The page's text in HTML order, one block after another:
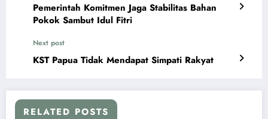
Pemerintah Komitmen Jaga Stabilitas Bahan
Pokok Sambut Idul Fitri
Next post
KST Papua Tidak Mendapat Simpati Rakyat
RELATED POSTS